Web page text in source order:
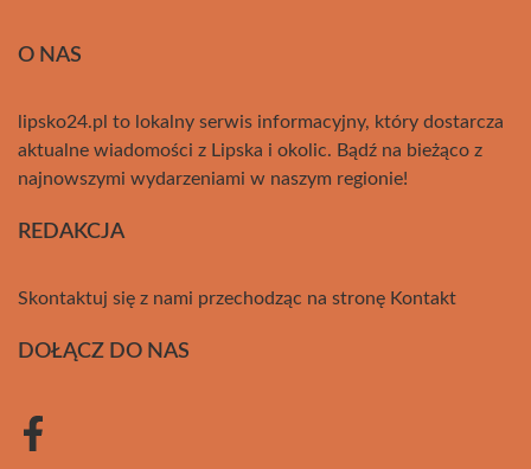
O NAS
lipsko24.pl to lokalny serwis informacyjny, który dostarcza
aktualne wiadomości z Lipska i okolic. Bądź na bieżąco z
najnowszymi wydarzeniami w naszym regionie!
REDAKCJA
Skontaktuj się z nami przechodząc na stronę Kontakt
DOŁĄCZ DO NAS